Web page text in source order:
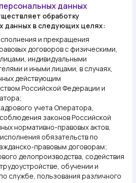
данных
обработку
данных в следующих целях:
и прекращения
договоров с физическими,
индивидуальными
и иными лицами, в случаях,
действующим
Российской Федерации и
учета Оператора,
законов Российской
нормативно-правовых актов,
обязательств по
правовым договорам;
делопроизводства, содействия
обучении и
службе, пользования различного